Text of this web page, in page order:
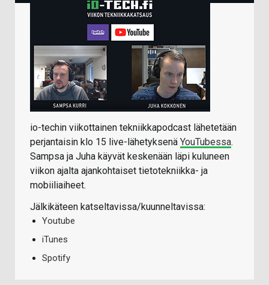
io-techin viikottainen tekniikkapodcast lähetetään
perjantaisin klo 15 live-lähetyksenä YouTubessa.
Sampsa ja Juha käyvät keskenään läpi kuluneen
viikon ajalta ajankohtaiset tietotekniikka- ja
mobiiliaiheet.
Jälkikäteen katseltavissa/kuunneltavissa:
Youtube
iTunes
Spotify